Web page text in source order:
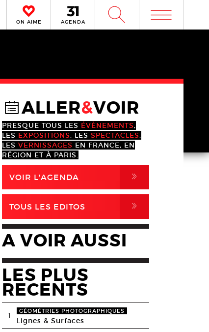
ON AIME AGENDA W m
@ALLER&VOIR
PRESQUE TOUS LES ÉVÈNEMENTS,
LES EXPOSITIONS, LES SPECTACLES,
LES VERNISSAGES EN FRANCE, EN
RÉGION ET À PARIS.
VOIR L'AGENDA ,
TOUS LES EDITOS ,
A VOIR AUSSI
LES PLUS
RECENTS
1 GÉOMÉTRIES PHOTOGRAPHIQUES
Lignes & Surfaces